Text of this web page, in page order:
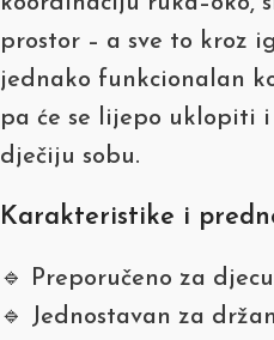
prostor – a sve to kroz
jednako funkcionalan
pa će se lijepo uklopiti
dječiju sobu.
Karakteristike i
🔹 Preporučeno za
🔹 Jednostavan za